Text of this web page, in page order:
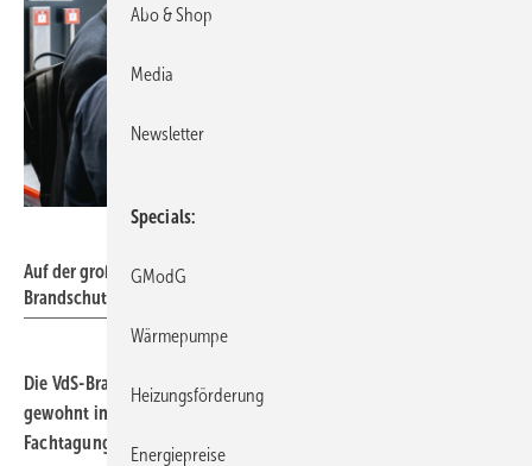
Auf der großen Fachmesse der VdS-BrandSchutzTage wird aktuelle
Brandschutztechnik erlebbar.
Die VdS-BrandSchutzTage am 6. und 7. Dezember 2023 finden wie
gewohnt in der Koelnmesse statt. Parallel werden sieben
Fachtagungen ausgerichtet.
Abo & Shop
Media
Newsletter
Specials
GModG
Wärmepumpe
Heizungsförderung
Energiepreise